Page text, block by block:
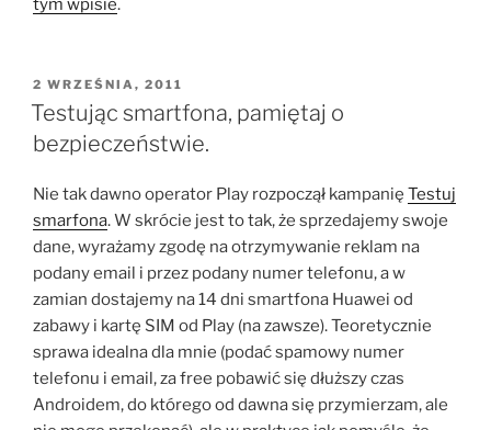
OPUBLIKOWANE
W
2 WRZEŚNIA, 2011
Testując smartfona, pamiętaj o
bezpieczeństwie.
Nie tak dawno operator Play rozpoczął kampanię Testuj
smarfona. W skrócie jest to tak, że sprzedajemy swoje
dane, wyrażamy zgodę na otrzymywanie reklam na
podany email i przez podany numer telefonu, a w
zamian dostajemy na 14 dni smartfona Huawei od
zabawy i kartę SIM od Play (na zawsze). Teoretycznie
sprawa idealna dla mnie (podać spamowy numer
telefonu i email, za free pobawić się dłuższy czas
Androidem, do którego od dawna się przymierzam, ale